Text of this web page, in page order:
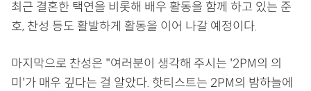
최근 결혼한 택연을 비롯해 배우 활동을 함께 하고 있는 준
호, 찬성 등도 활발하게 활동을 이어 나갈 예정이다.
마지막으로 찬성은 "여러분이 생각해 주시는 '2PM의 의
미'가 매우 깊다는 걸 알았다. 핫티스트는 2PM의 밤하늘에